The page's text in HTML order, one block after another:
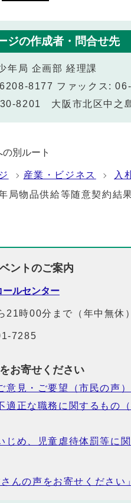
ジの作成者・問合せ先
年局 企画部 経理課
8177 ファックス:
8201 大阪市北区中之
別ルート
産業・ビジネス 入
局物品供給等随意契約結
ントのご案内
ールセンター
21時00分まで（年中無休）
7285
お寄せください
意見・ご要望（市民の声）
適正な職務に関するもの
じめ、児童虐待体罰等に
さんの声をお寄せください